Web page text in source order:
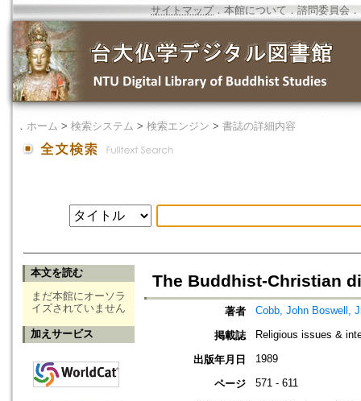
サイトマップ．本館について ． 諮問委員会 ．
． ホーム > 検索システム > 検索エンジン > 書誌の詳細内容
本文を読む
まだ本館にオーソラ
イズされていません
加えサービス
The Buddhist-Christian
著者 Cobb, John Boswell,
掲載誌 Religious issues &
出版年月日 1989
ページ 571 - 611